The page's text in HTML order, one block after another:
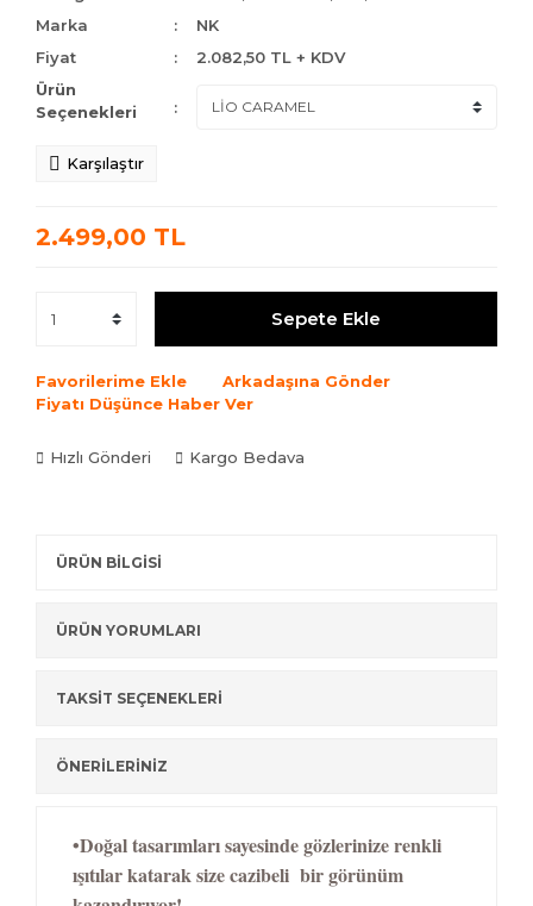
Marka
NK
Fiyat
2.082,50 TL + KDV
Ürün
Seçenekleri
Karşılaştır
2.499,00 TL
Sepete Ekle
Favorilerime Ekle
Arkadaşına Gönder
Fiyatı Düşünce Haber Ver
Hızlı Gönderi Kargo Bedava
ÜRÜN BİLGİSİ
ÜRÜN YORUMLARI
TAKSİT SEÇENEKLERİ
ÖNERİLERİNİZ
•Doğal tasarımları sayesinde gözlerinize renkli
ışıtılar katarak size cazibeli bir görünüm